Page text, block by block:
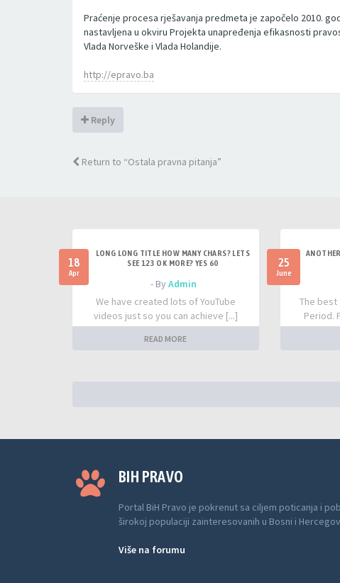
Praćenje procesa rješavanja predmeta je započelo 2010.
nastavljena u okviru Projekta unapređenja efikasnosti
Vlada Norveške i Vlada Holandije.
http://epravo.ba
Reply
Return to “Ostala pravna pitanja”
18
Apr
LONG LONG TITLE HOW MANY CHARS? LETS
SEE 123 OK MORE? YES 60
- ByAdmin
We have created lots of YouTube
videos just so you can achieve [...]
READ MORE
25
June
The best
Period.
BIH PRAVO
Portal BiH Pravo je pokrenut sa ciljem poticanja i
širokoj populaciji zainteresovanih u Bosni i
Više na forumu